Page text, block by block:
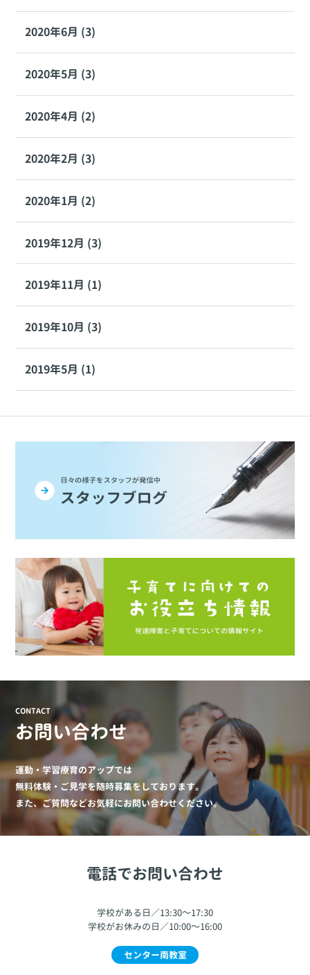
2020年6月 (3)
2020年5月 (3)
2020年4月 (2)
2020年2月 (3)
2020年1月 (2)
2019年12月 (3)
2019年11月 (1)
2019年10月 (3)
2019年5月 (1)
CONTACT
お問い合わせ
運動・学習療育のアップでは
無料体験・ご見学を随時募集をしております。
また、ご質問などお気軽にお問い合わせください。
電話でお問い合わせ
学校がある日／13:30～17:30
学校がお休みの日／10:00～16:00
センター南教室